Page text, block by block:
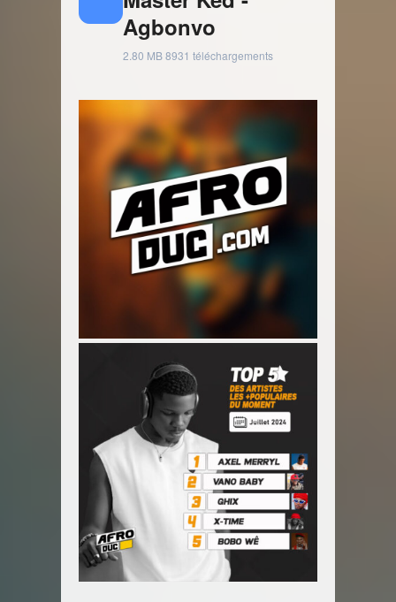
Agbonvo
2.80 MB8931 téléchargements